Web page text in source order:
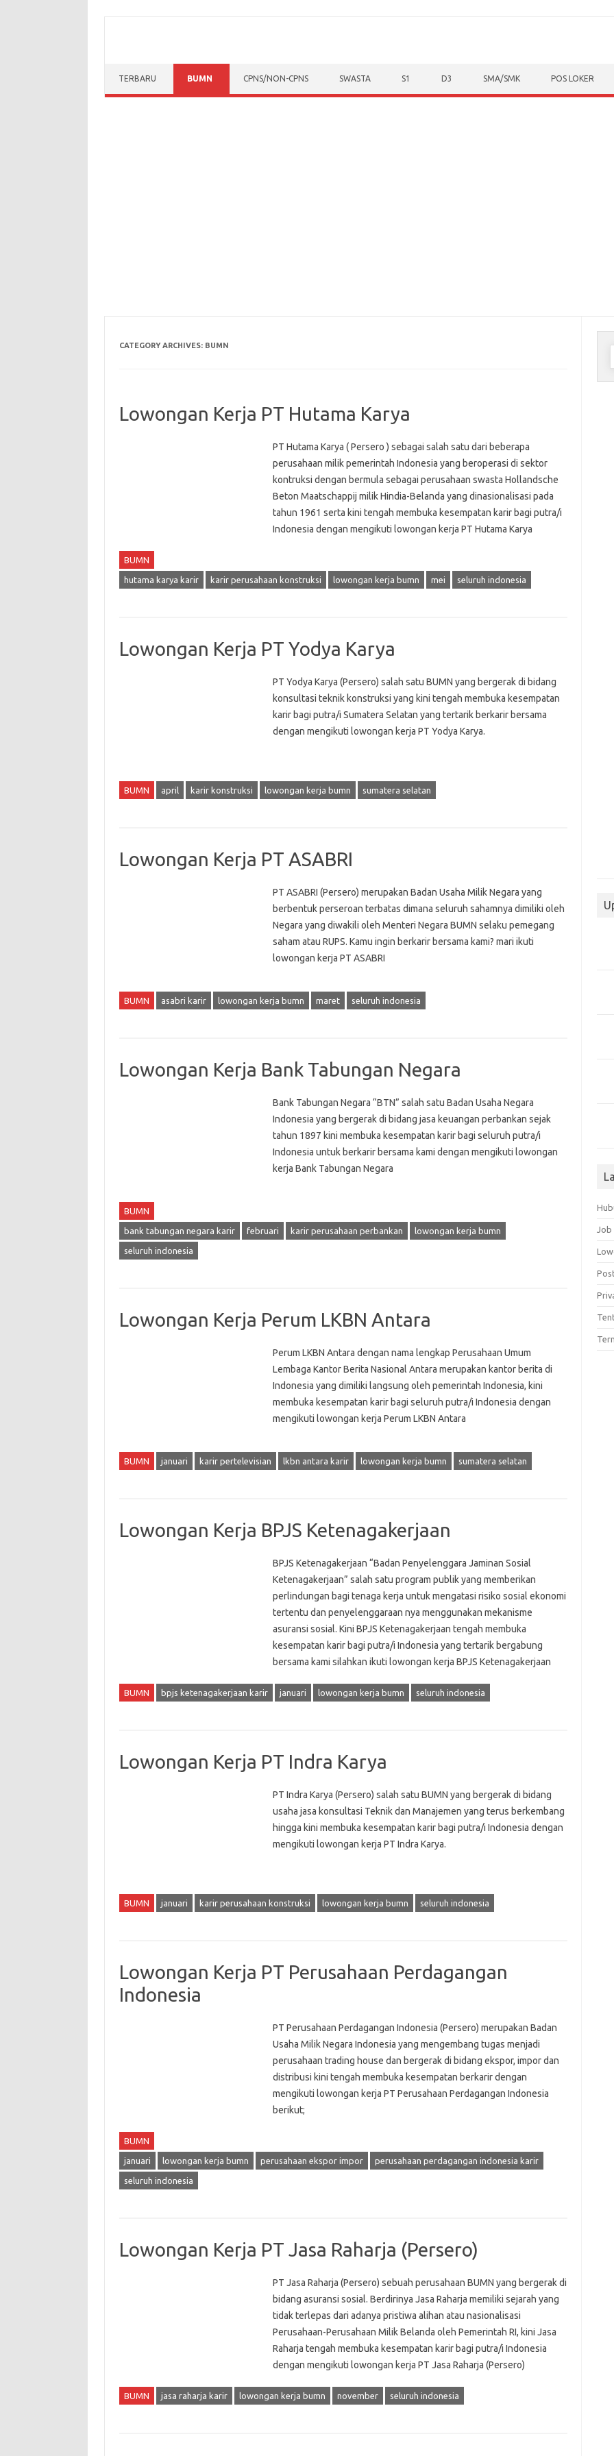
TERBARU BUMN CPNS/NON-CPNS SWASTA S1 D3 SMA/SMK POS LOKER
CATEGORY ARCHIVES: BUMN
Lowongan Kerja PT Hutama Karya
PT Hutama Karya ( Persero ) sebagai salah satu dari beberapa
perusahaan milik pemerintah Indonesia yang beroperasi di sektor
kontruksi dengan bermula sebagai perusahaan swasta Hollandsche
Beton Maatschappij milik Hindia-Belanda yang dinasionalisasi pada
tahun 1961 serta kini tengah membuka kesempatan karir bagi putra/i
Indonesia dengan mengikuti lowongan kerja PT Hutama Karya
BUMN
hutama karya karir karir perusahaan konstruksi lowongan kerja bumn mei seluruh indonesia
Lowongan Kerja PT Yodya Karya
PT Yodya Karya (Persero) salah satu BUMN yang bergerak di bidang
konsultasi teknik konstruksi yang kini tengah membuka kesempatan
karir bagi putra/i Sumatera Selatan yang tertarik berkarir bersama
dengan mengikuti lowongan kerja PT Yodya Karya.
BUMN april karir konstruksi lowongan kerja bumn sumatera selatan
Lowongan Kerja PT ASABRI
PT ASABRI (Persero) merupakan Badan Usaha Milik Negara yang
berbentuk perseroan terbatas dimana seluruh sahamnya dimiliki oleh
Negara yang diwakili oleh Menteri Negara BUMN selaku pemegang
saham atau RUPS. Kamu ingin berkarir bersama kami? mari ikuti
lowongan kerja PT ASABRI
BUMN asabri karir lowongan kerja bumn maret seluruh indonesia
Lowongan Kerja Bank Tabungan Negara
Bank Tabungan Negara “BTN” salah satu Badan Usaha Negara
Indonesia yang bergerak di bidang jasa keuangan perbankan sejak
tahun 1897 kini membuka kesempatan karir bagi seluruh putra/i
Indonesia untuk berkarir bersama kami dengan mengikuti lowongan
kerja Bank Tabungan Negara
BUMN
bank tabungan negara karir februari karir perusahaan perbankan lowongan kerja bumn
seluruh indonesia
Lowongan Kerja Perum LKBN Antara
Perum LKBN Antara dengan nama lengkap Perusahaan Umum
Lembaga Kantor Berita Nasional Antara merupakan kantor berita di
Indonesia yang dimiliki langsung oleh pemerintah Indonesia, kini
membuka kesempatan karir bagi seluruh putra/i Indonesia dengan
mengikuti lowongan kerja Perum LKBN Antara
BUMN januari karir pertelevisian lkbn antara karir lowongan kerja bumn sumatera selatan
Lowongan Kerja BPJS Ketenagakerjaan
BPJS Ketenagakerjaan “Badan Penyelenggara Jaminan Sosial
Ketenagakerjaan” salah satu program publik yang memberikan
perlindungan bagi tenaga kerja untuk mengatasi risiko sosial ekonomi
tertentu dan penyelenggaraan nya menggunakan mekanisme
asuransi sosial. Kini BPJS Ketenagakerjaan tengah membuka
kesempatan karir bagi putra/i Indonesia yang tertarik bergabung
bersama kami silahkan ikuti lowongan kerja BPJS Ketenagakerjaan
BUMN bpjs ketenagakerjaan karir januari lowongan kerja bumn seluruh indonesia
Lowongan Kerja PT Indra Karya
PT Indra Karya (Persero) salah satu BUMN yang bergerak di bidang
usaha jasa konsultasi Teknik dan Manajemen yang terus berkembang
hingga kini membuka kesempatan karir bagi putra/i Indonesia dengan
mengikuti lowongan kerja PT Indra Karya.
BUMN januari karir perusahaan konstruksi lowongan kerja bumn seluruh indonesia
Lowongan Kerja PT Perusahaan Perdagangan
Indonesia
PT Perusahaan Perdagangan Indonesia (Persero) merupakan Badan
Usaha Milik Negara Indonesia yang mengembang tugas menjadi
perusahaan trading house dan bergerak di bidang ekspor, impor dan
distribusi kini tengah membuka kesempatan berkarir dengan
mengikuti lowongan kerja PT Perusahaan Perdagangan Indonesia
berikut;
BUMN
januari lowongan kerja bumn perusahaan ekspor impor perusahaan perdagangan indonesia karir
seluruh indonesia
Lowongan Kerja PT Jasa Raharja (Persero)
PT Jasa Raharja (Persero) sebuah perusahaan BUMN yang bergerak di
bidang asuransi sosial. Berdirinya Jasa Raharja memiliki sejarah yang
tidak terlepas dari adanya pristiwa alihan atau nasionalisasi
Perusahaan-Perusahaan Milik Belanda oleh Pemerintah RI, kini Jasa
Raharja tengah membuka kesempatan karir bagi putra/i Indonesia
dengan mengikuti lowongan kerja PT Jasa Raharja (Persero)
BUMN jasa raharja karir lowongan kerja bumn november seluruh indonesia